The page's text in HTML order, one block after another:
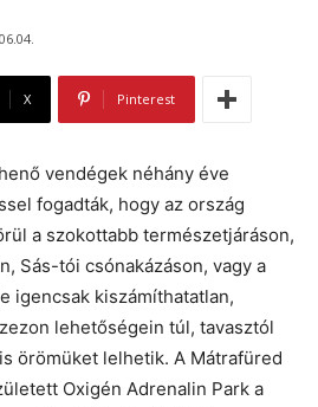
X Pinterest
vendégek néhány éve
fogadták, hogy az ország
a szokottabb természetjáráson,
Sás-tói csónakázáson, vagy a
igencsak kiszámíthatatlan,
lehetőségein túl, tavasztól
örömüket lelhetik. A Mátrafüred
Oxigén Adrenalin Park a